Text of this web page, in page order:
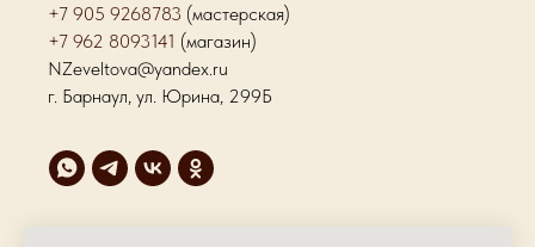
+7 905 9268783 (мастерская)
+7 962 8093141 (магазин)
NZeveltova@yandex.ru
г. Барнаул, ул. Юрина, 299Б